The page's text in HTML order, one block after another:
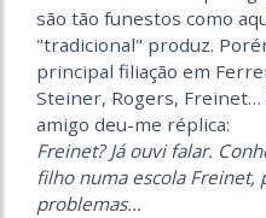
são tão funestos como
"tradicional" produz.
principal filiação em
Steiner, Rogers, Freinet…
amigo deu-me réplica:
Freinet? Já ouvi falar.
filho numa escola Freinet,
problemas…